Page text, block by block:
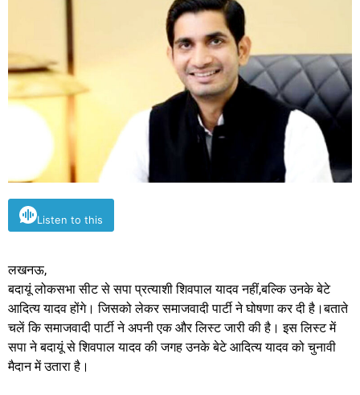
Listen to this
लखनऊ,
बदायूं लोकसभा सीट से सपा प्रत्याशी शिवपाल यादव नहीं,बल्कि उनके बेटे
आदित्य यादव होंगे। जिसको लेकर समाजवादी पार्टी ने घोषणा कर दी है।बताते
चलें कि समाजवादी पार्टी ने अपनी एक और लिस्ट जारी की है। इस लिस्ट में
सपा ने बदायूं से शिवपाल यादव की जगह उनके बेटे आदित्य यादव को चुनावी
मैदान में उतारा है।